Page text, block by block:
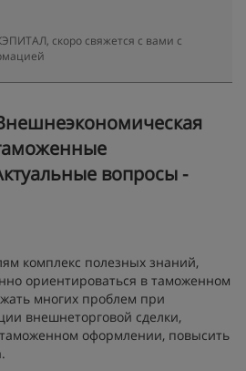
скоро свяжется с вами с
вопросы -
комплекс полезных знаний,
ориентироваться в таможенном
многих проблем при
внешнеторговой сделки,
оформлении, повысить